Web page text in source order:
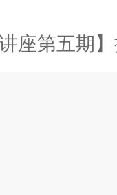
第五期】揭开医